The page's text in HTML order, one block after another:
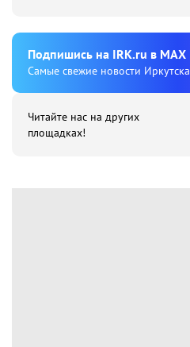
Подпишиcь на IRK.ru в MAX
Cамые свежие новости Иркутска
Читайте нас на других
площадках!